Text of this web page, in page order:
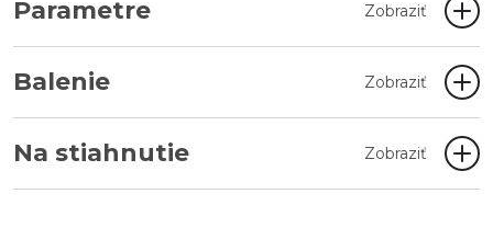
Parametre Zobraziť
Balenie Zobraziť
Na stiahnutie Zobraziť